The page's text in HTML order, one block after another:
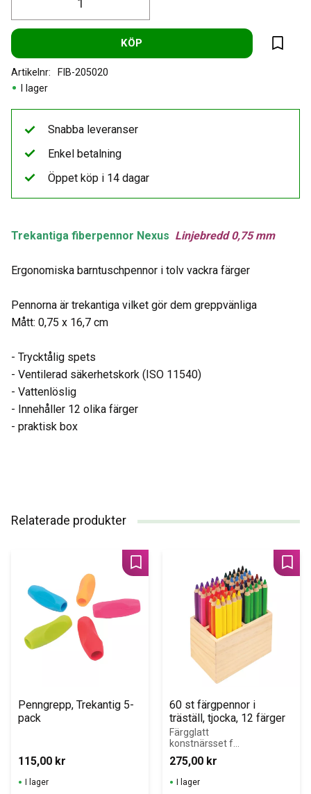
KÖP
Lägg
I lager
Artikelnr FIB-205020
Trekantiga fiberpennor Nexus Linjebredd 0,75 mm
Ergonomiska barntuschpennor i tolv vackra färger
Pennorna är trekantiga vilket gör dem greppvänliga
Mått: 0,75 x 16,7 cm
- Trycktålig spets
- Ventilerad säkerhetskork (ISO 11540)
- Vattenlöslig
- Innehåller 12 olika färger
- praktisk box
Snabba leveranser
Enkel betalning
Öppet köp i 14 dagar
Relaterade produkter
Penngrepp, Trekantig 5-
pack
115,00 kr
Lägg till i favoriter
I lager
60 st färgpennor i
träställ, tjocka, 12 färger
Färgglatt
konstnärsset för
barn med 60
färgpennor i 12
livfulla nyanser
– perfekt
275,00 kr
I lager